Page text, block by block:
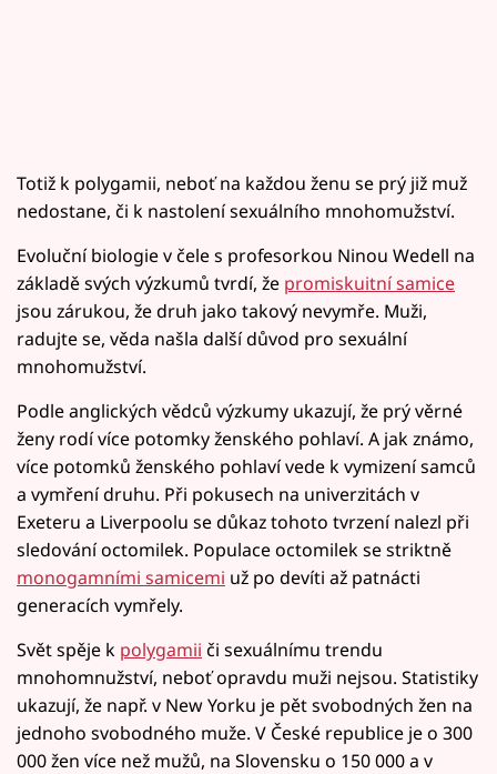
Totiž k polygamii, neboť na každou ženu se prý již muž
nedostane, či k nastolení sexuálního mnohomužství.
Evoluční biologie v čele s profesorkou Ninou Wedell na
základě svých výzkumů tvrdí, že promiskuitní samice
jsou zárukou, že druh jako takový nevymře. Muži,
radujte se, věda našla další důvod pro sexuální
mnohomužství.
Podle anglických vědců výzkumy ukazují, že prý věrné
ženy rodí více potomky ženského pohlaví. A jak známo,
více potomků ženského pohlaví vede k vymizení samců
a vymření druhu. Při pokusech na univerzitách v
Exeteru a Liverpoolu se důkaz tohoto tvrzení nalezl při
sledování octomilek. Populace octomilek se striktně
monogamními samicemi už po devíti až patnácti
generacích vymřely.
Svět spěje k polygamii či sexuálnímu trendu
mnohomnužství, neboť opravdu muži nejsou. Statistiky
ukazují, že např. v New Yorku je pět svobodných žen na
jednoho svobodného muže. V České republice je o 300
000 žen více než mužů, na Slovensku o 150 000 a v